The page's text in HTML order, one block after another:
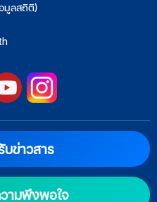
มูลสถิติ)
ข่าวสาร
ามพึงพอใจ